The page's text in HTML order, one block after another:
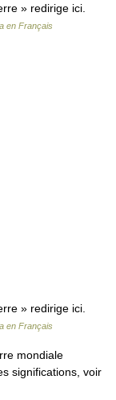
» redirige ici.
en Français
» redirige ici.
en Français
mondiale
significations, voir